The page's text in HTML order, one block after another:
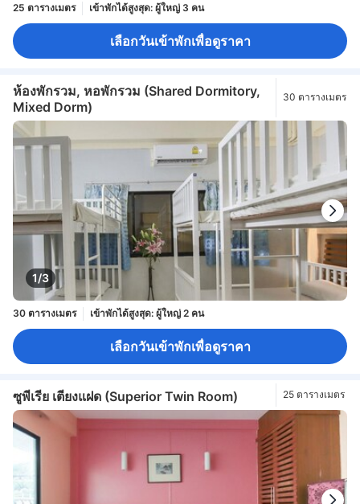
25 ตารางเมตร เข้าพักได้สูงสุด: ผู้ใหญ่ 3 คน
เลือกวันเข้าพักเพื่อดูราคา
ห้องพักรวม, หอพักรวม (Shared Dormitory,
Mixed Dorm)
30 ตารางเมตร
1/3
30 ตารางเมตร เข้าพักได้สูงสุด: ผู้ใหญ่ 2 คน
เลือกวันเข้าพักเพื่อดูราคา
ซูพีเรีย เตียงแฝด (Superior Twin Room) 25 ตารางเมตร